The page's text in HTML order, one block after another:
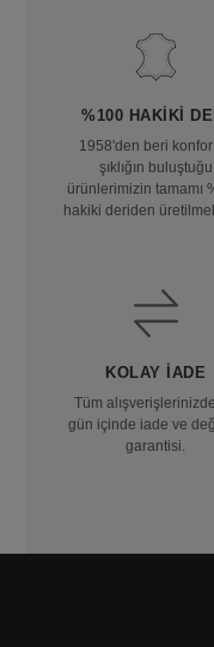
%100 HAKIKI
1958'den beri
şıklığın buluştuğu
ürünlerimizin tamamı
hakiki deriden
KOLAY İADE
Tüm
gün içinde iade ve
garantisi.